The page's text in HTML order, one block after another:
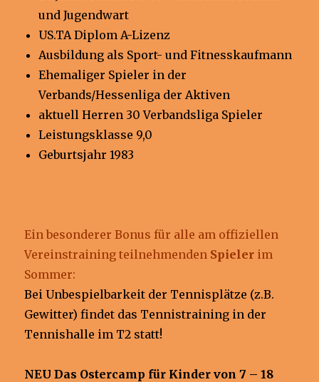
und Jugendwart
US.TA Diplom A-Lizenz
Ausbildung als Sport- und Fitnesskaufmann
Ehemaliger Spieler in der
Verbands/Hessenliga der Aktiven
aktuell Herren 30 Verbandsliga Spieler
Leistungsklasse 9,0
Geburtsjahr 1983
Ein besonderer Bonus für alle am offiziellen
Vereinstraining teilnehmenden Spieler im
Sommer:
Bei Unbespielbarkeit der Tennisplätze (z.B.
Gewitter) findet das Tennistraining in der
Tennishalle im T2 statt!
NEU Das Ostercamp für Kinder von 7 – 18